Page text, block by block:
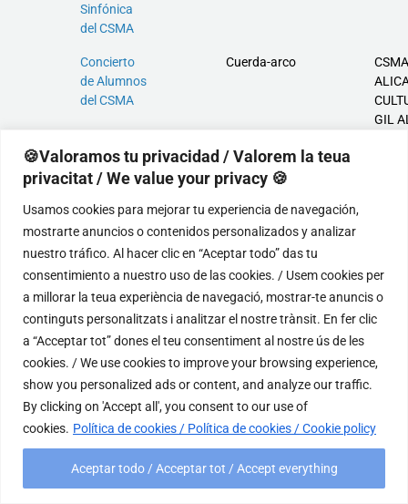
🍪Valoramos tu privacidad / Valorem la teua
privacitat / We value your privacy 🍪
Usamos cookies para mejorar tu experiencia de navegación,
mostrarte anuncios o contenidos personalizados y analizar
nuestro tráfico. Al hacer clic en “Aceptar todo” das tu
consentimiento a nuestro uso de las cookies. / Usem cookies per
a millorar la teua experiència de navegació, mostrar-te anuncis o
continguts personalitzats i analitzar el nostre trànsit. En fer clic
a “Acceptar tot” dones el teu consentiment al nostre ús de les
cookies. / We use cookies to improve your browsing experience,
show you personalized ads or content, and analyze our traffic.
By clicking on 'Accept all', you consent to our use of
cookies. Política de cookies / Política de cookies / Cookie policy
Aceptar todo / Acceptar tot / Accept everything
Sinfónica
del CSMA
Concierto
de Alumnos
del CSMA
Cuerda-arco
GIL
Concierto
de Alumnos
Guitarra
Concierto
del CSMA
Guitarra
Concierto
de Alumnos
Viento madera
2023-2024
ACTIVIDAD AUTOR ÁREA/DEPARTAMENTO